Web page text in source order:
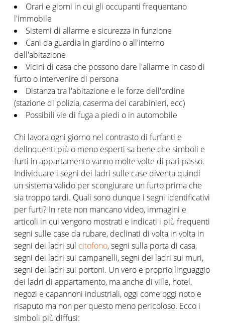
Orari e giorni in cui gli occupanti frequentano
l'immobile
Sistemi di allarme e sicurezza in funzione
Cani da guardia in giardino o all'interno
dell'abitazione
Vicini di casa che possono dare l'allarme in caso di
furto o intervenire di persona
Distanza tra l'abitazione e le forze dell'ordine
(stazione di polizia, caserma dei carabinieri, ecc)
Possibili vie di fuga a piedi o in automobile
Chi lavora ogni giorno nel contrasto di furfanti e
delinquenti più o meno esperti sa bene che simboli e
furti in appartamento vanno molte volte di pari passo.
Individuare i segni dei ladri sulle case diventa quindi
un sistema valido per scongiurare un furto prima che
sia troppo tardi. Quali sono dunque i segni identificativi
per furti? In rete non mancano video, immagini e
articoli in cui vengono mostrati e indicati i più frequenti
segni sulle case da rubare, declinati di volta in volta in
segni dei ladri sul citofono, segni sulla porta di casa,
segni dei ladri sui campanelli, segni dei ladri sui muri,
segni dei ladri sui portoni. Un vero e proprio linguaggio
dei ladri di appartamento, ma anche di ville, hotel,
negozi e capannoni industriali, oggi come oggi noto e
risaputo ma non per questo meno pericoloso. Ecco i
simboli più diffusi: